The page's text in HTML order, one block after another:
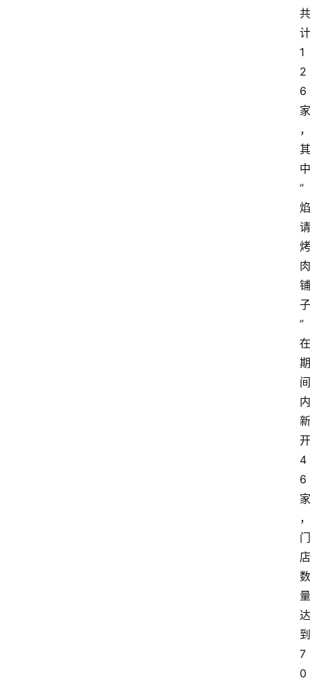
共
计
1
2
6
家
，
其
中
“
焰
请
烤
肉
铺
子
”
在
期
间
内
新
开
4
6
家
，
门
店
数
量
达
到
7
0